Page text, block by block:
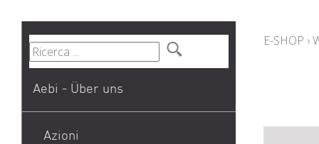
Aebi - Über uns
Azioni
E-SHOP ›